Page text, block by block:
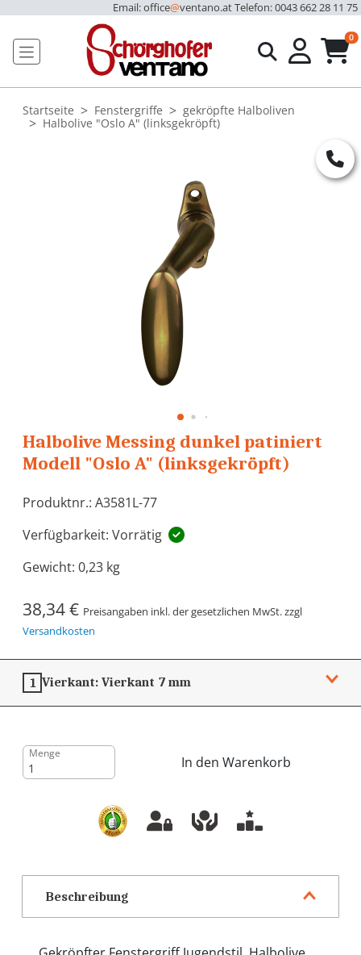
Email: office@ventano.atTelefon: 0043 662 28 11 75
0
Startseite Fenstergriffe
gekröpfte Halboliven
Halbolive "Oslo A" (linksgekröpft)
Halbolive Messing dunkel patiniert
Modell "Oslo A" (linksgekröpft)
Produktnr.: A3581L-77
Verfügbarkeit: Vorrätig
Gewicht: 0,23 kg
38,34 € Preisangaben inkl. der gesetzlichen MwSt. zzgl
Versandkosten
1 Vierkant:Vierkant 7 mm
Menge
In den Warenkorb
Beschreibung